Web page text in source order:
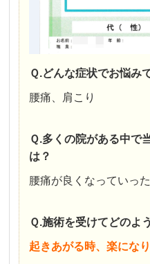
Ｑ.どんな症状でお悩み
腰痛、肩こり
Ｑ.多くの院がある中で
は？
腰痛が良くなっていっ
Ｑ.施術を受けてどのよ
起きあがる時、楽になり